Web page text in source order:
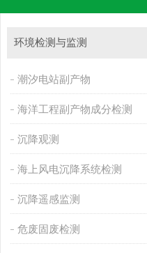
环境检测与监测
潮汐电站副产物
海洋工程副产物成分检测
沉降观测
海上风电沉降系统检测
沉降遥感监测
危废固废检测